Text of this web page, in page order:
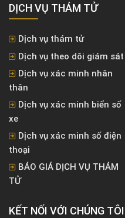
DỊCH VỤ THÁM TỬ
Dịch vụ thám tử
Dịch vụ theo dõi giám sát
Dịch vụ xác minh nhân
thân
Dịch vụ xác minh biển số
xe
Dịch vụ xác minh số điện
thoại
BÁO GIÁ DỊCH VỤ THÁM
TỬ
KẾT NỐI VỚI CHÚNG TÔI